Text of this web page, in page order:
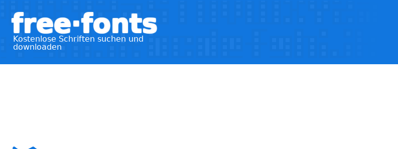
free·fonts
Kostenlose Schriften suchen und
downloaden